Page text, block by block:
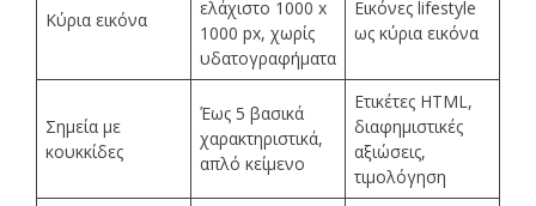
Κύρια εικόνα
ελάχιστο 1000 x
1000 px, χωρίς
υδατογραφήματα
Εικόνες lifestyle
ως κύρια εικόνα
Σημεία με
κουκκίδες
Έως 5 βασικά
χαρακτηριστικά,
απλό κείμενο
Ετικέτες HTML,
διαφημιστικές
αξιώσεις,
τιμολόγηση